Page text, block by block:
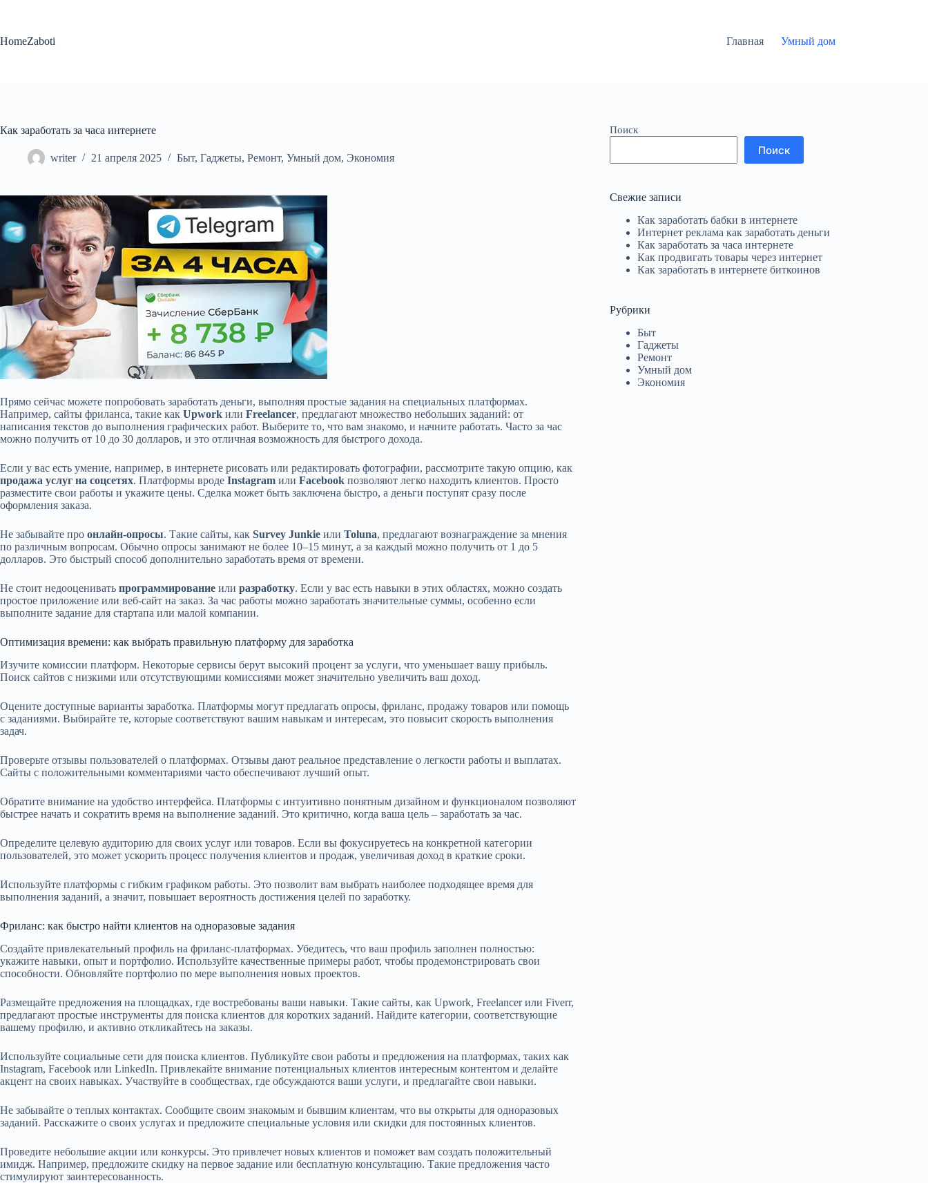
HomeZaboti
Главная Умный дом
Как заработать за часа интернете
writer 21 апреля 2025 Быт, Гаджеты, Ремонт, Умный дом, Экономия
Прямо сейчас можете попробовать заработать деньги, выполняя простые задания на специальных платформах.
Например, сайты фриланса, такие как Upwork или Freelancer, предлагают множество небольших заданий: от
написания текстов до выполнения графических работ. Выберите то, что вам знакомо, и начните работать. Часто за час
можно получить от 10 до 30 долларов, и это отличная возможность для быстрого дохода.
Если у вас есть умение, например, в интернете рисовать или редактировать фотографии, рассмотрите такую опцию, как
продажа услуг на соцсетях. Платформы вроде Instagram или Facebook позволяют легко находить клиентов. Просто
разместите свои работы и укажите цены. Сделка может быть заключена быстро, а деньги поступят сразу после
оформления заказа.
Не забывайте про онлайн-опросы. Такие сайты, как Survey Junkie или Toluna, предлагают вознаграждение за мнения
по различным вопросам. Обычно опросы занимают не более 10–15 минут, а за каждый можно получить от 1 до 5
долларов. Это быстрый способ дополнительно заработать время от времени.
Не стоит недооценивать программирование или разработку. Если у вас есть навыки в этих областях, можно создать
простое приложение или веб-сайт на заказ. За час работы можно заработать значительные суммы, особенно если
выполните задание для стартапа или малой компании.
Оптимизация времени: как выбрать правильную платформу для заработка
Изучите комиссии платформ. Некоторые сервисы берут высокий процент за услуги, что уменьшает вашу прибыль.
Поиск сайтов с низкими или отсутствующими комиссиями может значительно увеличить ваш доход.
Оцените доступные варианты заработка. Платформы могут предлагать опросы, фриланс, продажу товаров или помощь
с заданиями. Выбирайте те, которые соответствуют вашим навыкам и интересам, это повысит скорость выполнения
задач.
Проверьте отзывы пользователей о платформах. Отзывы дают реальное представление о легкости работы и выплатах.
Сайты с положительными комментариями часто обеспечивают лучший опыт.
Обратите внимание на удобство интерфейса. Платформы с интуитивно понятным дизайном и функционалом позволяют
быстрее начать и сократить время на выполнение заданий. Это критично, когда ваша цель – заработать за час.
Определите целевую аудиторию для своих услуг или товаров. Если вы фокусируетесь на конкретной категории
пользователей, это может ускорить процесс получения клиентов и продаж, увеличивая доход в краткие сроки.
Используйте платформы с гибким графиком работы. Это позволит вам выбрать наиболее подходящее время для
выполнения заданий, а значит, повышает вероятность достижения целей по заработку.
Фриланс: как быстро найти клиентов на одноразовые задания
Создайте привлекательный профиль на фриланс-платформах. Убедитесь, что ваш профиль заполнен полностью:
укажите навыки, опыт и портфолио. Используйте качественные примеры работ, чтобы продемонстрировать свои
способности. Обновляйте портфолио по мере выполнения новых проектов.
Размещайте предложения на площадках, где востребованы ваши навыки. Такие сайты, как Upwork, Freelancer или Fiverr,
предлагают простые инструменты для поиска клиентов для коротких заданий. Найдите категории, соответствующие
вашему профилю, и активно откликайтесь на заказы.
Используйте социальные сети для поиска клиентов. Публикуйте свои работы и предложения на платформах, таких как
Instagram, Facebook или LinkedIn. Привлекайте внимание потенциальных клиентов интересным контентом и делайте
акцент на своих навыках. Участвуйте в сообществах, где обсуждаются ваши услуги, и предлагайте свои навыки.
Не забывайте о теплых контактах. Сообщите своим знакомым и бывшим клиентам, что вы открыты для одноразовых
заданий. Расскажите о своих услугах и предложите специальные условия или скидки для постоянных клиентов.
Проведите небольшие акции или конкурсы. Это привлечет новых клиентов и поможет вам создать положительный
имидж. Например, предложите скидку на первое задание или бесплатную консультацию. Такие предложения часто
стимулируют заинтересованность.
Поиск
Поиск
Свежие записи
Как заработать бабки в интернете
Интернет реклама как заработать деньги
Как заработать за часа интернете
Как продвигать товары через интернет
Как заработать в интернете биткоинов
Рубрики
Быт
Гаджеты
Ремонт
Умный дом
Экономия